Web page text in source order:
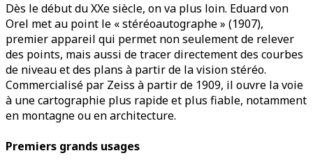
Dès le début du XXe siècle, on va plus loin. Eduard von
Orel met au point le « stéréoautographe » (1907),
premier appareil qui permet non seulement de relever
des points, mais aussi de tracer directement des courbes
de niveau et des plans à partir de la vision stéréo.
Commercialisé par Zeiss à partir de 1909, il ouvre la voie
à une cartographie plus rapide et plus fiable, notamment
en montagne ou en architecture.
Premiers grands usages